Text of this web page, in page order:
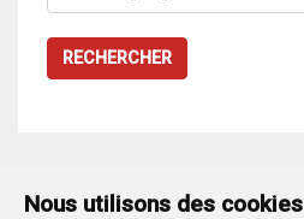
Nous utilisons des cookies
RECHERCHER